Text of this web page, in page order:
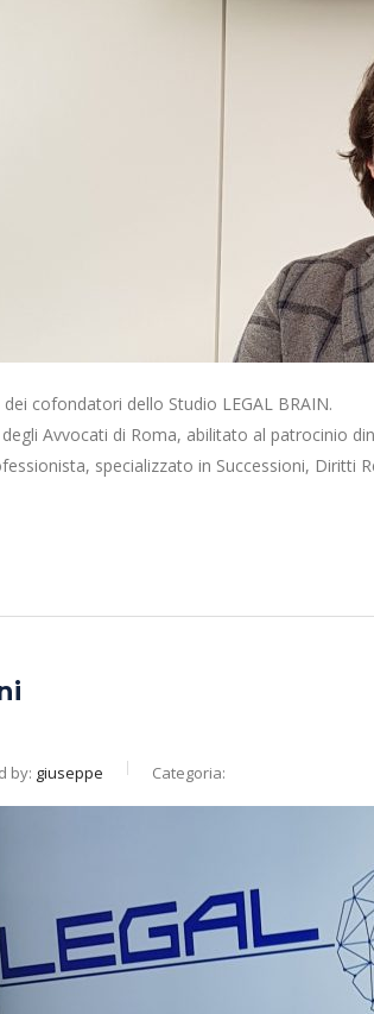
dei cofondatori dello Studio LEGAL BRAIN.
degli Avvocati di Roma, abilitato al patrocinio
specializzato in Successioni,
by: giuseppe Categoria: